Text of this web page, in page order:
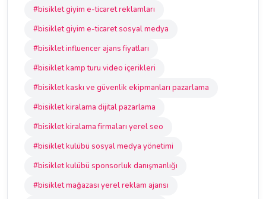
#bisiklet giyim e-ticaret reklamları
#bisiklet giyim e-ticaret sosyal medya
#bisiklet influencer ajans fiyatları
#bisiklet kamp turu video içerikleri
#bisiklet kaskı ve güvenlik ekipmanları pazarlama
#bisiklet kiralama dijital pazarlama
#bisiklet kiralama firmaları yerel seo
#bisiklet kulübü sosyal medya yönetimi
#bisiklet kulübü sponsorluk danışmanlığı
#bisiklet mağazası yerel reklam ajansı